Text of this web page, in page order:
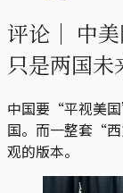
评论｜ 中
只是两国未
中国要“平视美
国。而一整套“
观的版本。